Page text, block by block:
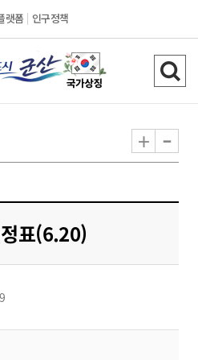
랫폼 인구정책
검
색
기
+ -
표(6.20)